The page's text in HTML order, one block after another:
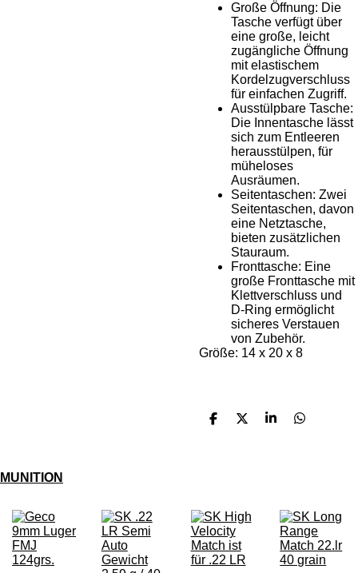
Große Öffnung: Die
Tasche verfügt über
eine große, leicht
zugängliche Öffnung
mit elastischem
Kordelzugverschluss
für einfachen Zugriff.
Ausstülpbare Tasche:
Die Innentasche lässt
sich zum Entleeren
herausstülpen, für
müheloses
Ausräumen.
Seitentaschen: Zwei
Seitentaschen, davon
eine Netztasche,
bieten zusätzlichen
Stauraum.
Fronttasche: Eine
große Fronttasche mit
Klettverschluss und
D-Ring ermöglicht
sicheres Verstauen
von Zubehör.
Größe: 14 x 20 x 8
T
T
T
T
MUNITION